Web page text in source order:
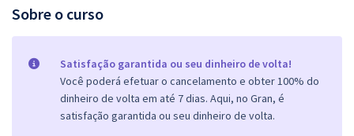
Sobre o curso
Satisfação garantida ou seu dinheiro de volta!
Você poderá efetuar o cancelamento e obter 100% do
dinheiro de volta em até 7 dias. Aqui, no Gran, é
satisfação garantida ou seu dinheiro de volta.